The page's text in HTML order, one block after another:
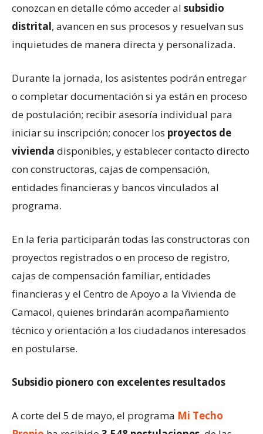
conozcan en detalle cómo acceder al subsidio
distrital, avancen en sus procesos y resuelvan sus
inquietudes de manera directa y personalizada.
Durante la jornada, los asistentes podrán entregar
o completar documentación si ya están en proceso
de postulación; recibir asesoría individual para
iniciar su inscripción; conocer los proyectos de
vivienda disponibles, y establecer contacto directo
con constructoras, cajas de compensación,
entidades financieras y bancos vinculados al
programa.
En la feria participarán todas las constructoras con
proyectos registrados o en proceso de registro,
cajas de compensación familiar, entidades
financieras y el Centro de Apoyo a la Vivienda de
Camacol, quienes brindarán acompañamiento
técnico y orientación a los ciudadanos interesados
en postularse.
Subsidio pionero con excelentes resultados
A corte del 5 de mayo, el programa Mi Techo